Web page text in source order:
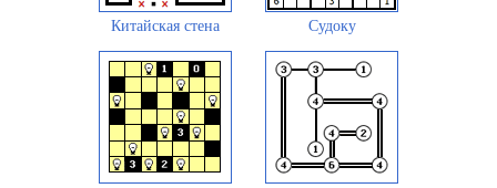
Китайская стена Судоку